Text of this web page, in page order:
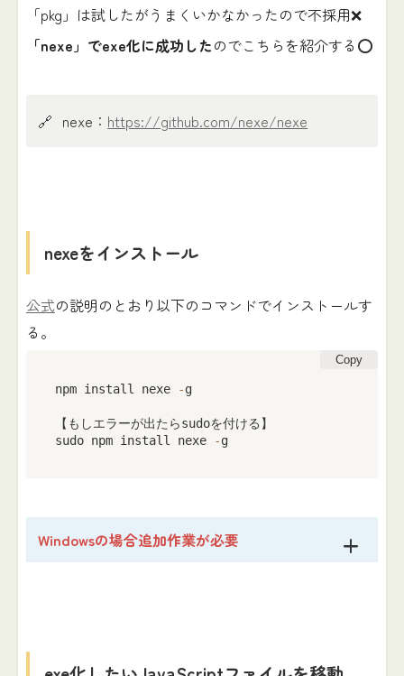
「pkg」は試したがうまくいかなかったので不採用❌
「nexe」でexe化に成功したのでこちらを紹介する⭕️
🔗 nexe： https://github.com/nexe/nexe
nexeをインストール
公式の説明のとおり以下のコマンドでインストールす
る。
Copy
npm install nexe -g
【もしエラーが出たらsudoを付ける】
sudo npm install nexe
-g
Windowsの場合追加作業が必要